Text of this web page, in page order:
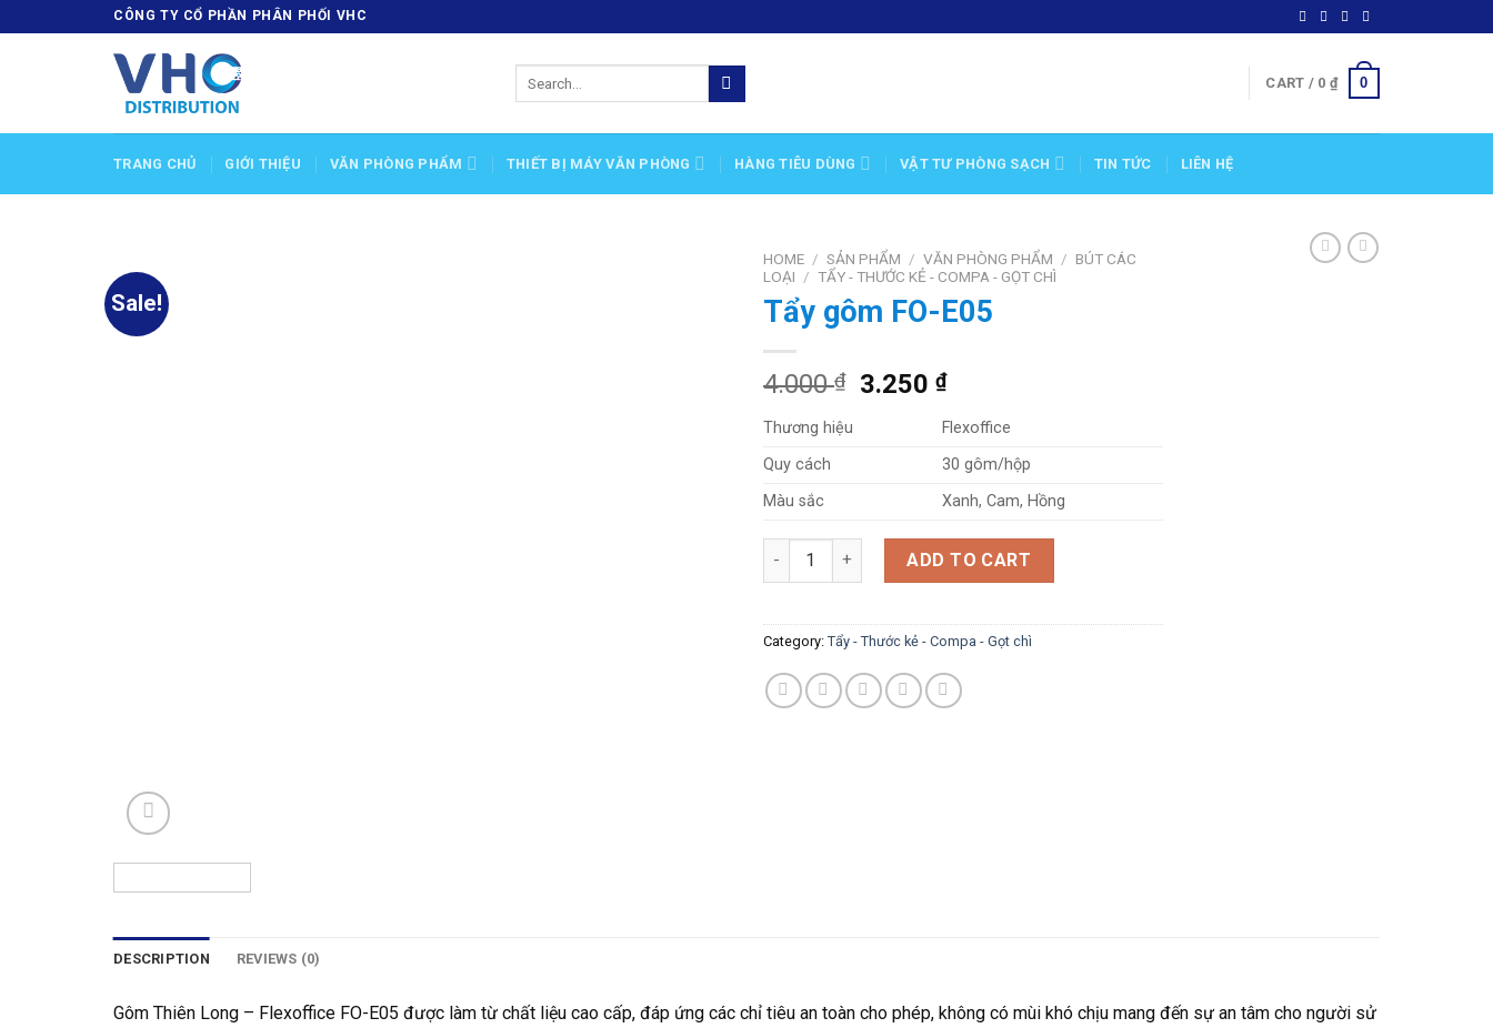
to
CÔNG TY CỔ PHẦN PHÂN PHỐI VHC
CART / 0 ₫ 0
TRANG CHỦ GIỚI THIỆU VĂN PHÒNG PHẨM THIẾT BỊ MÁY VĂN PHÒNG HÀNG TIÊU DÙNG VẬT TƯ PHÒNG SẠCH TIN TỨC LIÊN HỆ
Sale!
HOME / SẢN PHẨM / VĂN PHÒNG PHẨM / BÚT CÁC
LOẠI / TẨY - THƯỚC KẺ - COMPA - GỌT CHÌ
Tẩy gôm FO-E05
4.000₫ 3.250₫
Thương hiệu
Flexoffice
Quy cách
30 gôm/hộp
Màu sắc
Xanh, Cam, Hồng
Tẩy gôm FO-E05 quantityADD TO CART
Category: Tẩy - Thước kẻ - Compa - Gọt chì
DESCRIPTION REVIEWS (0)
Gôm Thiên Long – Flexoffice FO-E05 được làm từ chất liệu cao cấp, đáp ứng các chỉ tiêu an toàn cho phép, không có mùi khó chịu mang đến sự an tâm cho người sử